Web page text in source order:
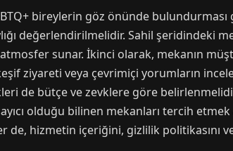
bireylerin göz önünde
değerlendirilmelidir. Sahil şeridindeki
sunar. İkinci olarak, mekanın
ziyareti veya çevrimiçi yorumların
de bütçe ve zevklere göre
olduğu bilinen mekanları tercih etmek
de, hizmetin içeriğini, gizlilik politikasını